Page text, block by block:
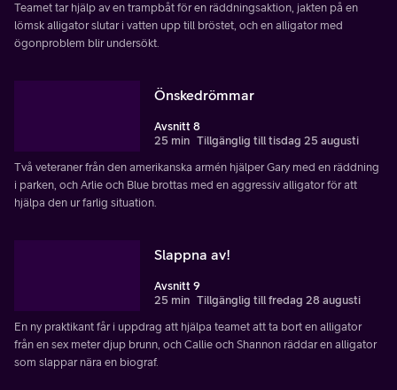
Teamet tar hjälp av en trampbåt för en räddningsaktion, jakten på en
lömsk alligator slutar i vatten upp till bröstet, och en alligator med
ögonproblem blir undersökt.
Önskedrömmar
Avsnitt 8
25 min Tillgänglig till tisdag 25 augusti
Två veteraner från den amerikanska armén hjälper Gary med en räddning
i parken, och Arlie och Blue brottas med en aggressiv alligator för att
hjälpa den ur farlig situation.
Slappna av!
Avsnitt 9
25 min Tillgänglig till fredag 28 augusti
En ny praktikant får i uppdrag att hjälpa teamet att ta bort en alligator
från en sex meter djup brunn, och Callie och Shannon räddar en alligator
som slappar nära en biograf.